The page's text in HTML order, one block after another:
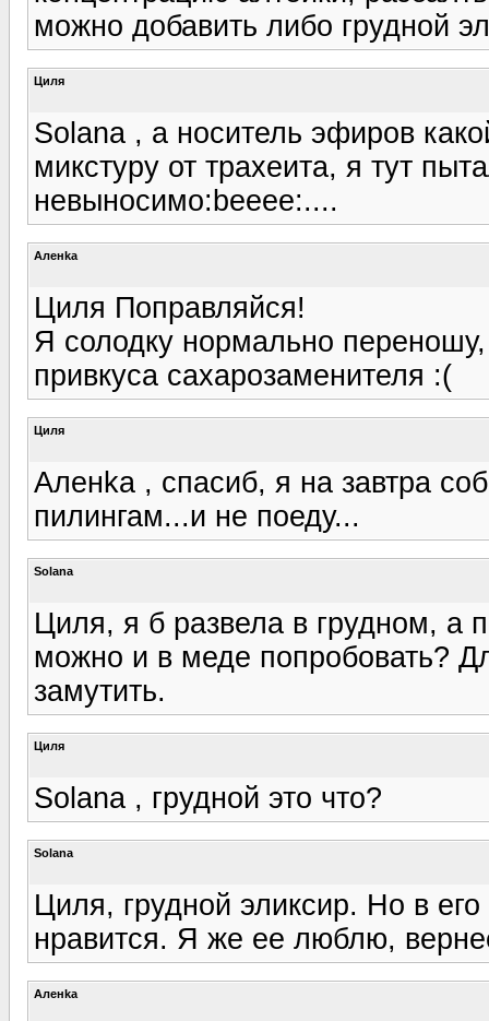
можно добавить либо грудной
Циля
Solana , а носитель эфиров
микстуру от трахеита, я тут
невыносимо:beeee:....
Аленka
Циля Поправляйся!
Я солодку нормально переношу,
привкуса сахарозаменителя :(
Циля
Аленka , спасиб, я на завтра
пилингам...и не поеду...
Solana
Циля, я б развела в грудном, а
можно и в меде попробовать?
замутить.
Циля
Solana , грудной это что?
Solana
Циля, грудной эликсир. Но в
нравится. Я же ее люблю,
Аленka